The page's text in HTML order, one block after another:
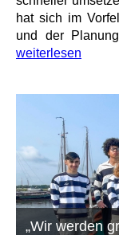
hat sich im
und der
weiterlesen
„Wir werden